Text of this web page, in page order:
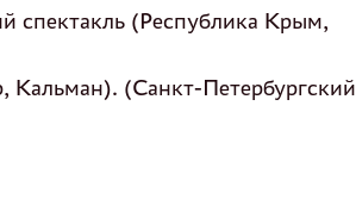
спектакль (Республика Крым,
Кальман). (Санкт-Петербургский